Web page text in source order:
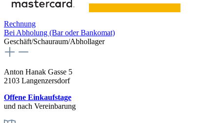
Rechnung
Bei Abholung (Bar oder Bankomat)
Geschäft/Schauraum/Abhollager
Anton Hanak Gasse 5
2103 Langenzersdorf
Offene Einkaufstage
und nach Vereinbarung